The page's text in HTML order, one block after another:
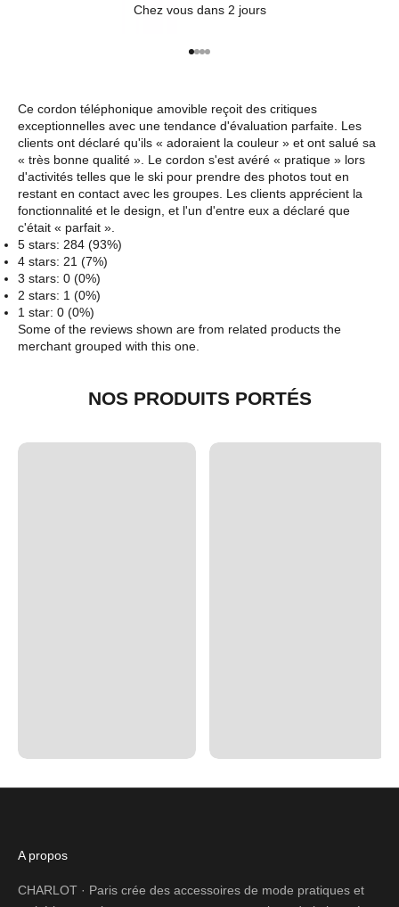
Chez vous dans 2 jours
Aller à l'élément 1
Aller à l'élément 2
Aller à l'élément 3
Aller à l'élément 4
Ce cordon téléphonique amovible reçoit des critiques
exceptionnelles avec une tendance d'évaluation parfaite. Les
clients ont déclaré qu'ils « adoraient la couleur » et ont salué sa
« très bonne qualité ». Le cordon s'est avéré « pratique » lors
d'activités telles que le ski pour prendre des photos tout en
restant en contact avec les groupes. Les clients apprécient la
fonctionnalité et le design, et l'un d'entre eux a déclaré que
c'était « parfait ».
5 stars: 284 (93%)
4 stars: 21 (7%)
3 stars: 0 (0%)
2 stars: 1 (0%)
1 star: 0 (0%)
Some of the reviews shown are from related products the
merchant grouped with this one.
NOS PRODUITS PORTÉS
A propos
CHARLOT · Paris crée des accessoires de mode pratiques et